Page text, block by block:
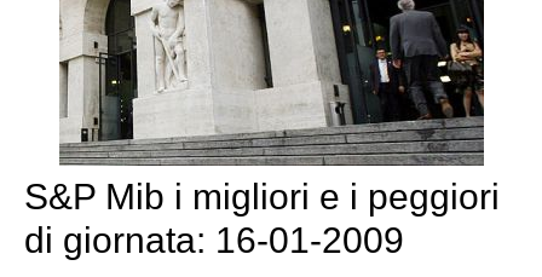
S&P Mib i migliori e i peggiori
di giornata: 16-01-2009